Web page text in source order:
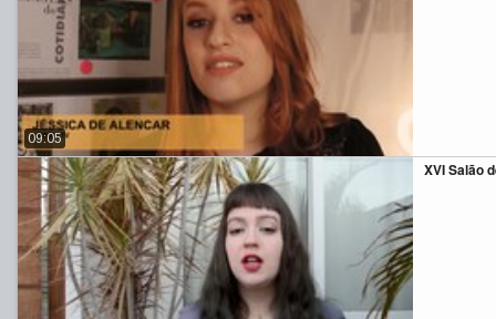
09:05
XVI Salão